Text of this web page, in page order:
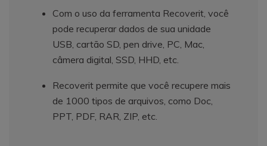
Com o uso da ferramenta Recoverit, você
pode recuperar dados de sua unidade
USB, cartão SD, pen drive, PC, Mac,
câmera digital, SSD, HHD, etc.
Recoverit permite que você recupere mais
de 1000 tipos de arquivos, como Doc,
PPT, PDF, RAR, ZIP, etc.